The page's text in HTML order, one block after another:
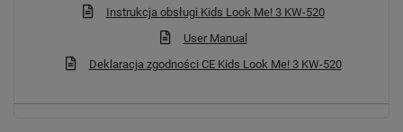
ZDALNA OPIEKA
Instrukcja obsługi Kids Look Me! 3 KW-520
User Manual
Deklaracja zgodności CE Kids Look Me! 3 KW-520